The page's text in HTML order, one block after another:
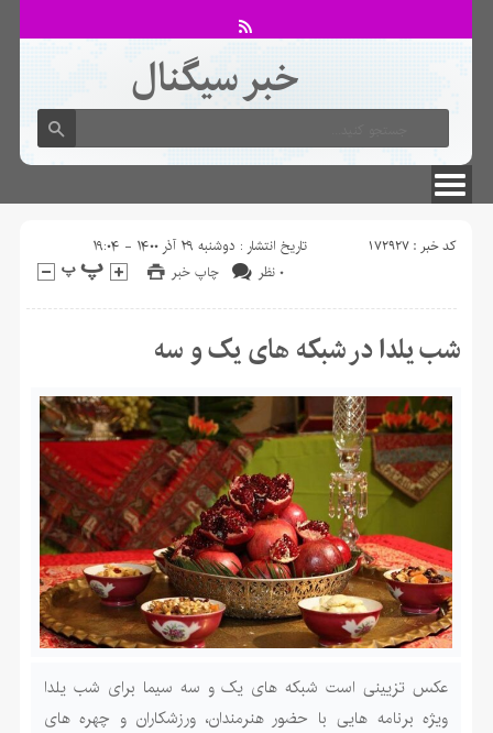
لطفا در پنل مديريتي خود به قسمت فهرست ها برويد و منوي خود را ايجاد كنيد!
خبر سیگنال
کد خبر : ۱۷۲۹۲۷
تاریخ انتشار : دوشنبه ۲۹ آذر ۱۴۰۰ - ۱۹:۰۴
چاپ خبر
شب یلدا در شبکه های یک و سه
عکس تزیینی است شبکه های یک و سه سیما برای شب یلدا
ویژه برنامه هایی با حضور هنرمندان، ورزشکاران و چهره های